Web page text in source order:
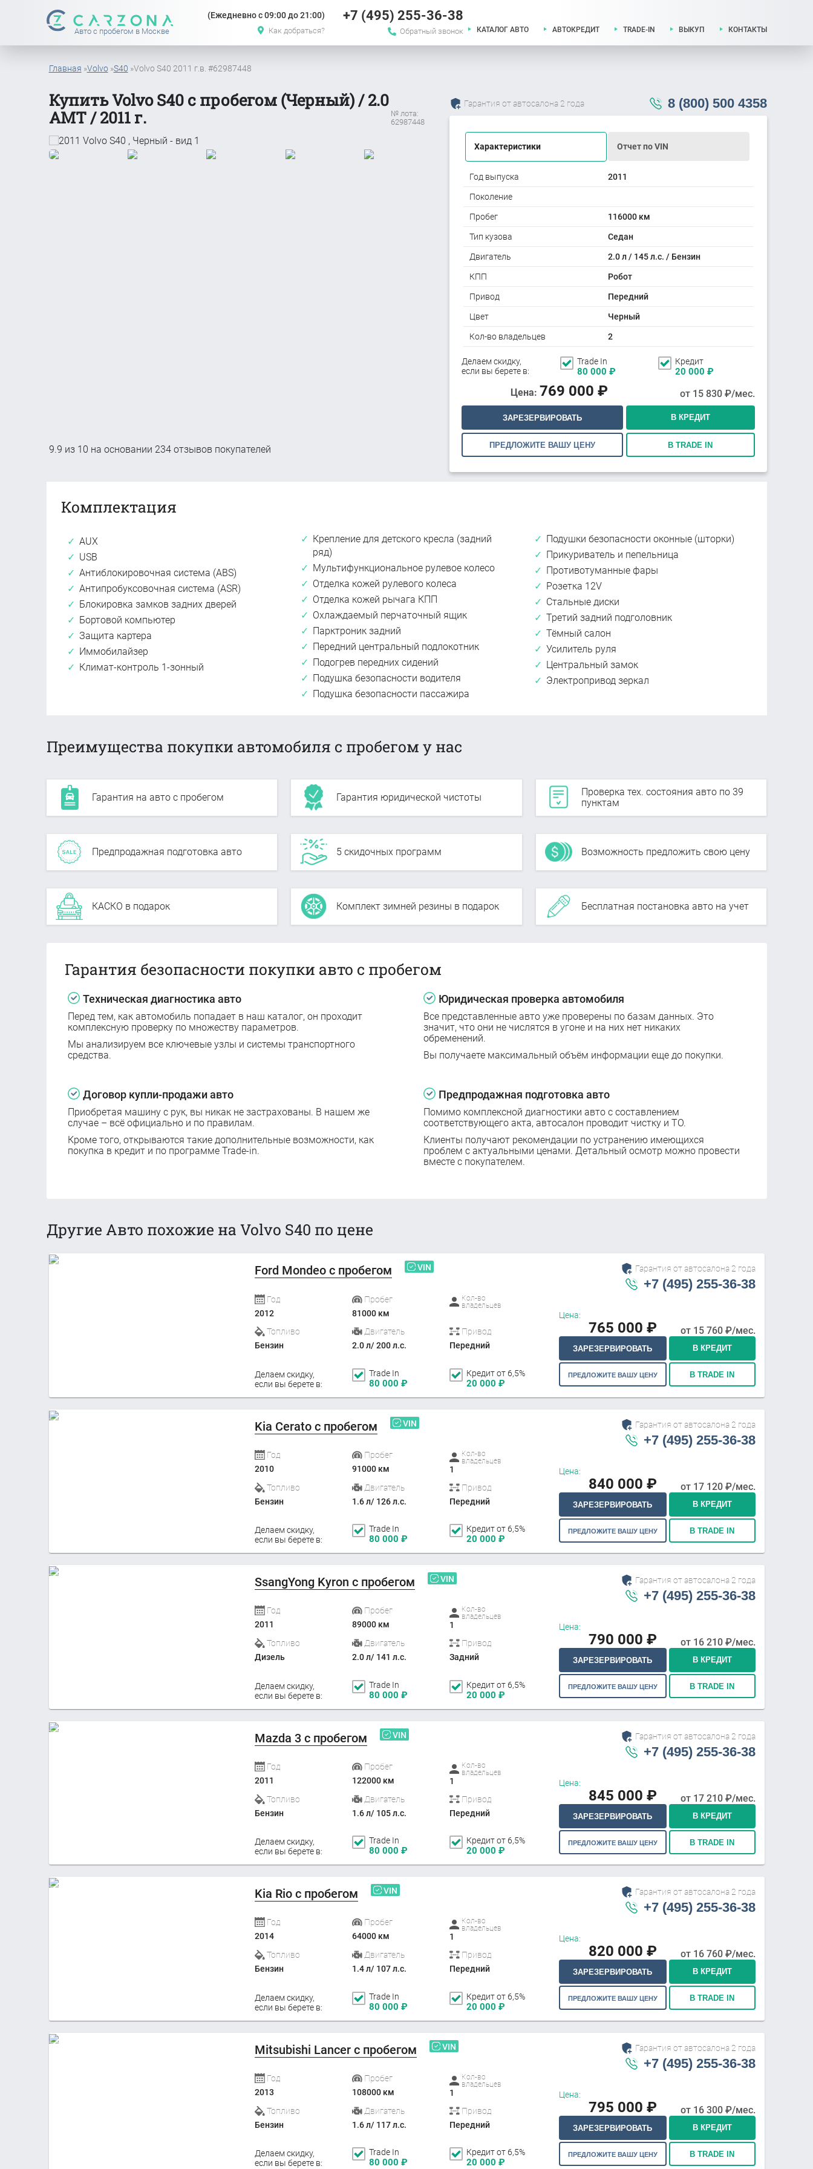
Авто с пробегом в Москве
(Ежедневно с 09:00 до 21:00)
Как добраться?
+7 (495) 255-36-38
Обратный звонок КАТАЛОГ АВТО АВТОКРЕДИТ TRADE-IN ВЫКУП КОНТАКТЫ
Главная »Volvo»S40 »Volvo S40 2011 г.в. #62987448
Купить Volvo S40 с пробегом (Черный) / 2.0
АМТ / 2011 г.
№ лота:
62987448
9.9 из 10 на основании 234отзывов покупателей
Гарантия от автосалона 2 года 8 (800) 500 4358
Характеристики Отчет по VIN
Год выпуска 2011
Поколение
Пробег 116000 км
Тип кузова Седан
Двигатель 2.0 л / 145 л.с. / Бензин
КПП Робот
Привод Передний
Цвет Черный
Кол-во владельцев 2
Делаем скидку,
если вы берете в:
Trade In
80 000 ₽
Кредит
20 000 ₽
Цена: 769 000 ₽ от 15 830₽/мес.
ЗАРЕЗЕРВИРОВАТЬ В КРЕДИТ
ПРЕДЛОЖИТЕ ВАШУ ЦЕНУ В TRADE IN
Комплектация
AUX
USB
Антиблокировочная система (ABS)
Антипробуксовочная система (ASR)
Блокировка замков задних дверей
Бортовой компьютер
Защита картера
Иммобилайзер
Климат-контроль 1-зонный
Крепление для детского кресла (задний
ряд)
Мультифункциональное рулевое колесо
Отделка кожей рулевого колеса
Отделка кожей рычага КПП
Охлаждаемый перчаточный ящик
Парктроник задний
Передний центральный подлокотник
Подогрев передних сидений
Подушка безопасности водителя
Подушка безопасности пассажира
Подушки безопасности оконные (шторки)
Прикуриватель и пепельница
Противотуманные фары
Розетка 12V
Стальные диски
Третий задний подголовник
Тёмный салон
Усилитель руля
Центральный замок
Электропривод зеркал
Преимущества покупки автомобиля с пробегом у нас
Гарантия на авто с пробегом Гарантия юридической чистоты
Проверка тех. состояния авто по 39
пунктам
Предпродажная подготовка авто 5 скидочных программ Возможность предложить свою цену
КАСКО в подарок Комплект зимней резины в подарок Бесплатная постановка авто на учет
Гарантия безопасности покупки авто с пробегом
Техническая диагностика авто
Перед тем, как автомобиль попадает в наш каталог, он проходит
комплексную проверку по множеству параметров.
Мы анализируем все ключевые узлы и системы транспортного
средства.
Юридическая проверка автомобиля
Все представленные авто уже проверены по базам данных. Это
значит, что они не числятся в угоне и на них нет никаких
обременений.
Вы получаете максимальный объём информации еще до покупки.
Договор купли-продажи авто
Приобретая машину с рук, вы никак не застрахованы. В нашем же
случае – всё официально и по правилам.
Кроме того, открываются такие дополнительные возможности, как
покупка в кредит и по программе Trade-in.
Предпродажная подготовка авто
Помимо комплексной диагностики авто с составлением
соответствующего акта, автосалон проводит чистку и ТО.
Клиенты получают рекомендации по устранению имеющихся
проблем с актуальными ценами. Детальный осмотр можно провести
вместе с покупателем.
Другие Авто похожие на Volvo S40 по цене
Ford Mondeo с пробегом VIN
Год
2012
Пробег
81000 км
Кол-во
владельцев
Топливо
Бензин
Двигатель
2.0 л/ 200 л.с.
Привод
Передний
Делаем скидку,
если вы берете в:
Trade In
80 000 ₽
Кредит от 6,5%
20 000 ₽
Гарантия от автосалона 2 года
+7 (495) 255-36-38
Цена:
765 000 ₽ от 15 760₽/мес.
ЗАРЕЗЕРВИРОВАТЬ В КРЕДИТ
ПРЕДЛОЖИТЕ ВАШУ ЦЕНУ В TRADE IN
Kia Cerato с пробегом VIN
Год
2010
Пробег
91000 км
Кол-во
владельцев
1
Топливо
Бензин
Двигатель
1.6 л/ 126 л.с.
Привод
Передний
Делаем скидку,
если вы берете в:
Trade In
80 000 ₽
Кредит от 6,5%
20 000 ₽
Гарантия от автосалона 2 года
+7 (495) 255-36-38
Цена:
840 000 ₽ от 17 120₽/мес.
ЗАРЕЗЕРВИРОВАТЬ В КРЕДИТ
ПРЕДЛОЖИТЕ ВАШУ ЦЕНУ В TRADE IN
SsangYong Kyron с пробегом VIN
Год
2011
Пробег
89000 км
Кол-во
владельцев
1
Топливо
Дизель
Двигатель
2.0 л/ 141 л.с.
Привод
Задний
Делаем скидку,
если вы берете в:
Trade In
80 000 ₽
Кредит от 6,5%
20 000 ₽
Гарантия от автосалона 2 года
+7 (495) 255-36-38
Цена:
790 000 ₽ от 16 210₽/мес.
ЗАРЕЗЕРВИРОВАТЬ В КРЕДИТ
ПРЕДЛОЖИТЕ ВАШУ ЦЕНУ В TRADE IN
Mazda 3 с пробегом VIN
Год
2011
Пробег
122000 км
Кол-во
владельцев
1
Топливо
Бензин
Двигатель
1.6 л/ 105 л.с.
Привод
Передний
Делаем скидку,
если вы берете в:
Trade In
80 000 ₽
Кредит от 6,5%
20 000 ₽
Гарантия от автосалона 2 года
+7 (495) 255-36-38
Цена:
845 000 ₽ от 17 210₽/мес.
ЗАРЕЗЕРВИРОВАТЬ В КРЕДИТ
ПРЕДЛОЖИТЕ ВАШУ ЦЕНУ В TRADE IN
Kia Rio с пробегом VIN
Год
2014
Пробег
64000 км
Кол-во
владельцев
1
Топливо
Бензин
Двигатель
1.4 л/ 107 л.с.
Привод
Передний
Делаем скидку,
если вы берете в:
Trade In
80 000 ₽
Кредит от 6,5%
20 000 ₽
Гарантия от автосалона 2 года
+7 (495) 255-36-38
Цена:
820 000 ₽ от 16 760₽/мес.
ЗАРЕЗЕРВИРОВАТЬ В КРЕДИТ
ПРЕДЛОЖИТЕ ВАШУ ЦЕНУ В TRADE IN
Mitsubishi Lancer с пробегом VIN
Год
2013
Пробег
108000 км
Кол-во
владельцев
1
Топливо
Бензин
Двигатель
1.6 л/ 117 л.с.
Привод
Передний
Делаем скидку,
если вы берете в:
Trade In
80 000 ₽
Кредит от 6,5%
20 000 ₽
Гарантия от автосалона 2 года
+7 (495) 255-36-38
Цена:
795 000 ₽ от 16 300₽/мес.
ЗАРЕЗЕРВИРОВАТЬ В КРЕДИТ
ПРЕДЛОЖИТЕ ВАШУ ЦЕНУ В TRADE IN